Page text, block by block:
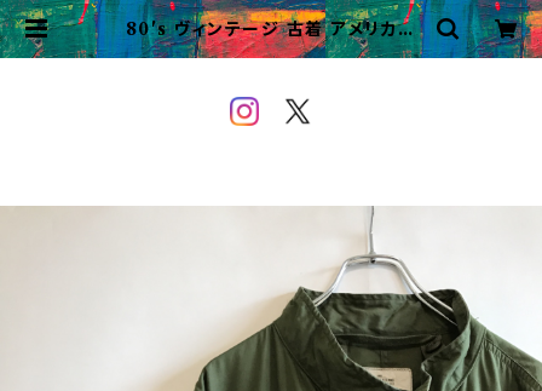
80's ヴィンテージ 古着 アメリカ軍
M65 フィッシュテールパーカ us ar